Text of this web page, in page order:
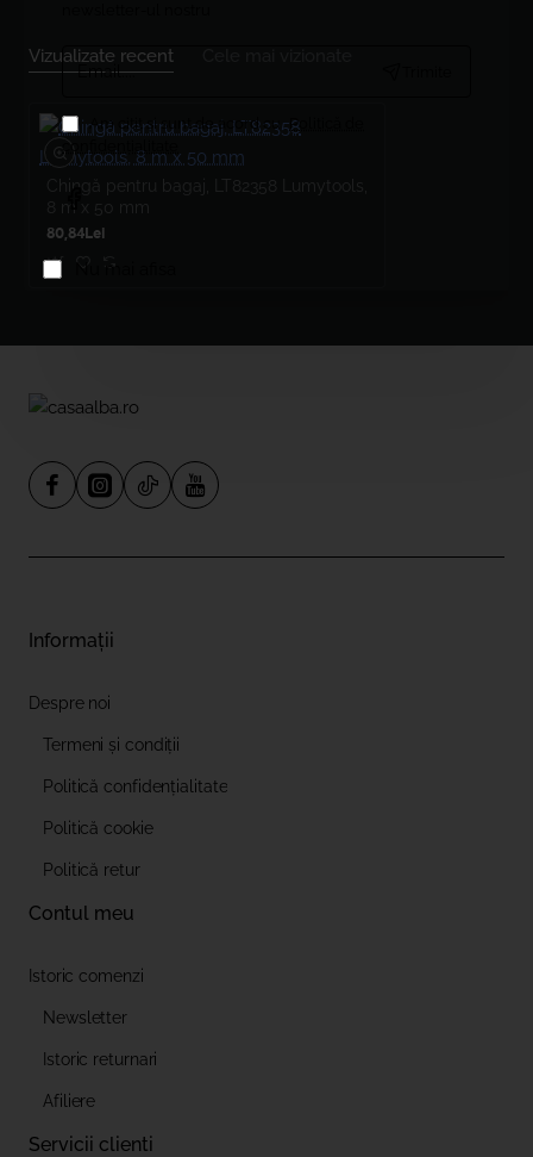
Email....
Am citit şi sunt de acord cu Politică de
confidențialitate
Nu mai afisa
Vizualizate recent
Chingă pentru bagaj, LT82358 Lumytools,
8 m x 50 mm
80,84Lei
Informații
Despre noi
Termeni și condiții
Politică confidențialitate
Politică cookie
Politică retur
Contul meu
Istoric comenzi
Newsletter
Istoric returnari
Afiliere
Servicii clienti